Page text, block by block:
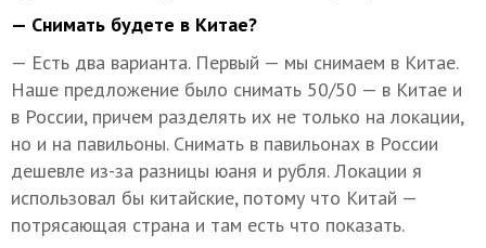
— Снимать будете в Китае?
— Есть два варианта. Первый — мы снимаем в Китае.
Наше предложение было снимать 50/50 — в Китае и
в России, причем разделять их не только на локации,
но и на павильоны. Снимать в павильонах в России
дешевле из-за разницы юаня и рубля. Локации я
использовал бы китайские, потому что Китай —
потрясающая страна и там есть что показать.